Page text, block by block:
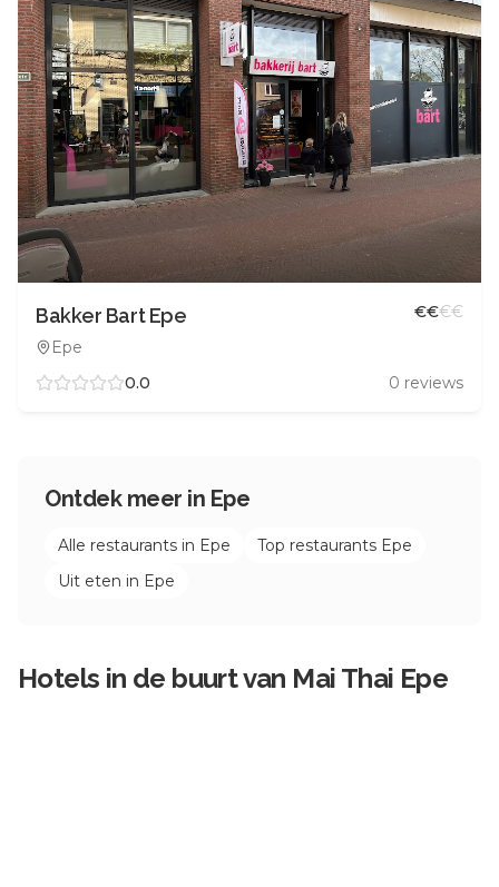
Bakker Bart Epe
Epe
€€€€
0.0 0 reviews
Ontdek meer in Epe
Alle restaurants in Epe Top restaurants Epe
Uit eten in Epe
Hotels in de buurt van Mai Thai Epe